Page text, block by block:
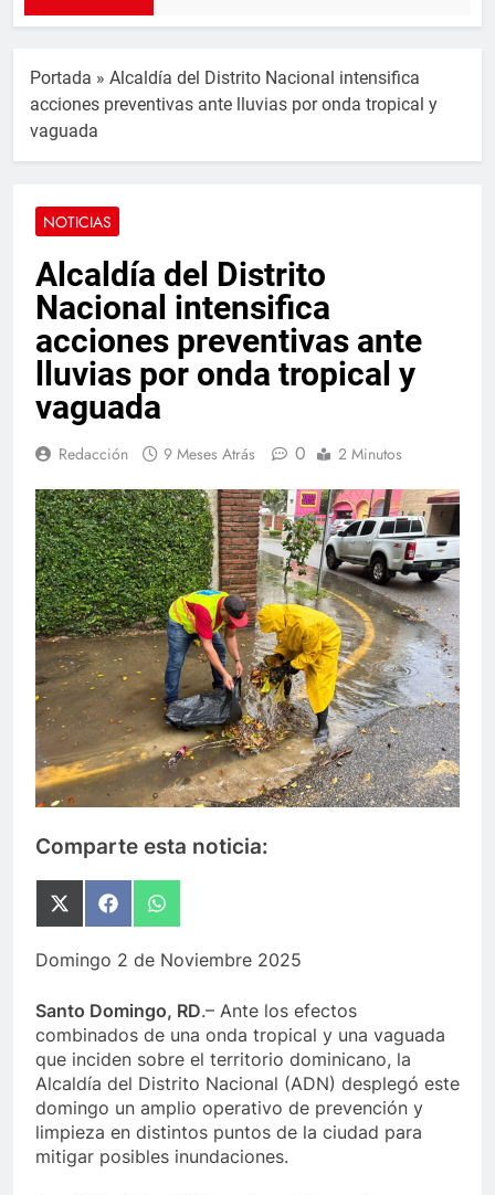
Portada » Alcaldía del Distrito Nacional intensifica
acciones preventivas ante lluvias por onda tropical y
vaguada
NOTICIAS
Alcaldía del Distrito
Nacional intensifica
acciones preventivas ante
lluvias por onda tropical y
vaguada
Redacción 9 Meses Atrás 0 2 Minutos
Comparte esta noticia:
Compartir
en
(Twitter)
Compartir
en
Compartir
en
Domingo 2 de Noviembre 2025
Santo Domingo, RD.– Ante los efectos
combinados de una onda tropical y una vaguada
que inciden sobre el territorio dominicano, la
Alcaldía del Distrito Nacional (ADN) desplegó este
domingo un amplio operativo de prevención y
limpieza en distintos puntos de la ciudad para
mitigar posibles inundaciones.